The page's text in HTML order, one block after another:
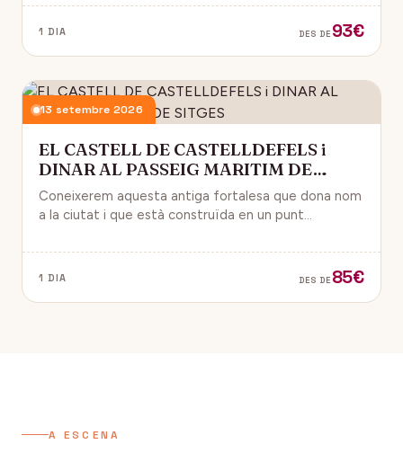
1 DIA DES DE 93€
13 setembre 2026
EL CASTELL DE CASTELLDEFELS i
DINAR AL PASSEIG MARITIM DE
SITGES
Coneixerem aquesta antiga fortalesa que dona nom
a la ciutat i que està construïda en un punt
1 DIA DES DE 85€
A ESCENA